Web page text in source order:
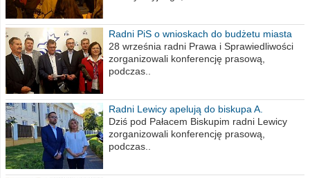
Radni PiS o wnioskach do budżetu miasta
na 2021 rok
28 września radni Prawa i Sprawiedliwości
zorganizowali konferencję prasową,
podczas..
Radni Lewicy apelują do biskupa A.
Wiesława Meringa
Dziś pod Pałacem Biskupim radni Lewicy
zorganizowali konferencję prasową,
podczas..